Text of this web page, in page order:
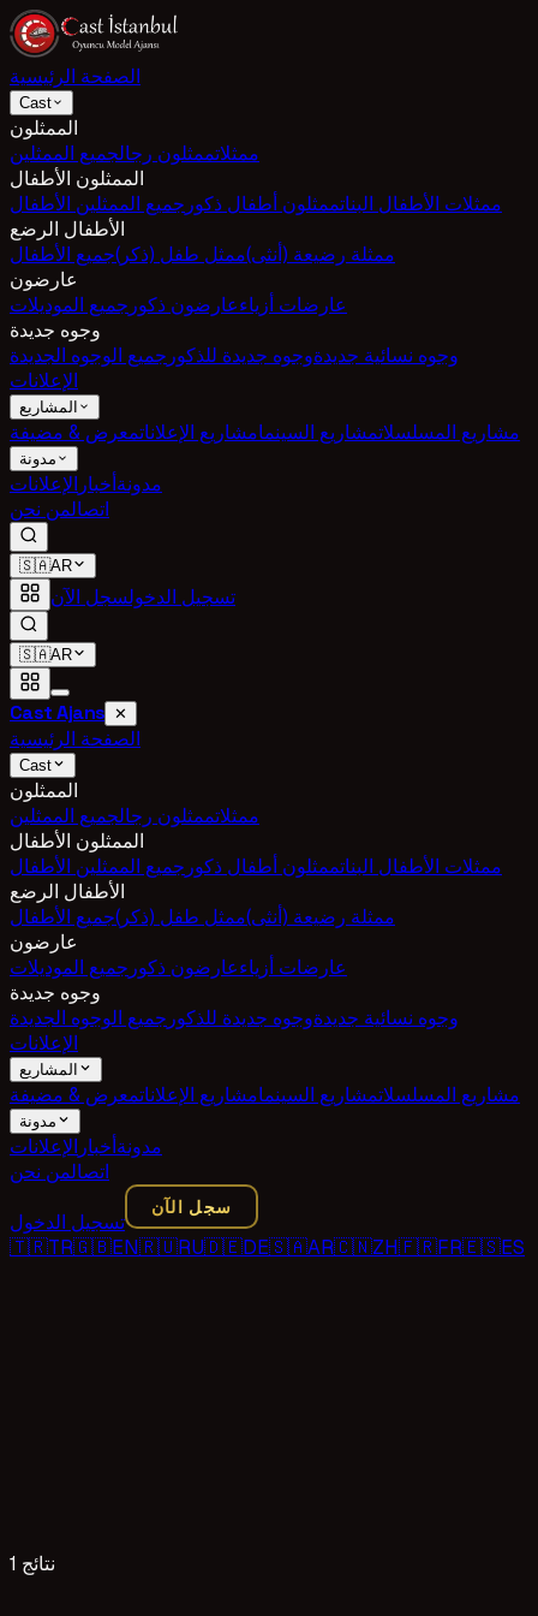
الصفحة الرئيسية
Cast
الممثلون
ممثلاتممثلون رجالجميع الممثلين
الممثلون الأطفال
ممثلات الأطفال البناتممثلون أطفال ذكور جميع الممثلين الأطفال
الأطفال الرضع
ممثلة رضيعة (أنثى)ممثل طفل (ذكر)جميع الأطفال
عارضون
عارضات أزياءعارضون ذكور جميع الموديلات
وجوه جديدة
وجوه نسائية جديدةوجوه جديدة للذكور جميع الوجوه الجديدة
الإعلانات
المشاريع
مشاريع المسلسلاتمشاريع السينمامشاريع الإعلاناتمعرض & مضيفة
مدونة
مدونةأخبار الإعلانات
اتصالمن نحن
🇸🇦AR
تسجيل الدخولسجل الآن
🇸🇦AR
Cast Ajans ✕
الصفحة الرئيسية
Cast
الممثلون
ممثلاتممثلون رجالجميع الممثلين
الممثلون الأطفال
ممثلات الأطفال البناتممثلون أطفال ذكور جميع الممثلين الأطفال
الأطفال الرضع
ممثلة رضيعة (أنثى)ممثل طفل (ذكر)جميع الأطفال
عارضون
عارضات أزياءعارضون ذكور جميع الموديلات
وجوه جديدة
وجوه نسائية جديدةوجوه جديدة للذكور جميع الوجوه الجديدة
الإعلانات
المشاريع
مشاريع المسلسلاتمشاريع السينمامشاريع الإعلاناتمعرض & مضيفة
مدونة
مدونةأخبار الإعلانات
اتصالمن نحن
تسجيل الدخول
سجل الآن
🇹🇷TR🇬🇧EN🇷🇺RU🇩🇪DE🇸🇦AR🇨🇳ZH🇫🇷FR🇪🇸ES
1 نتائج